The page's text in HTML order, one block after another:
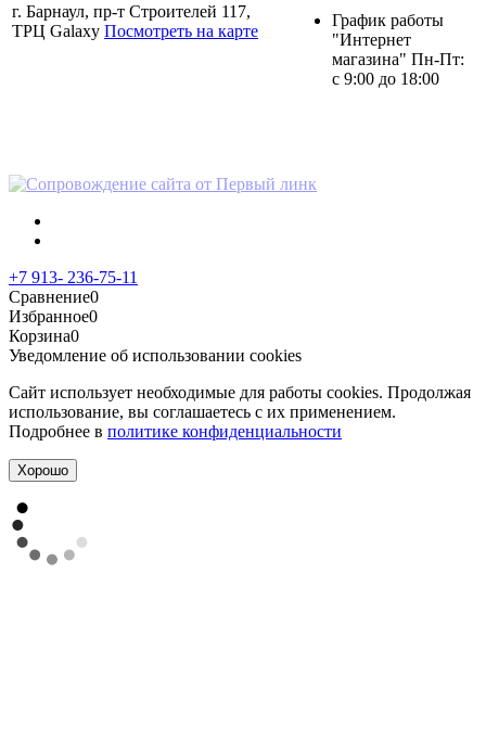
г. Барнаул, пр-т Строителей 117,
ТРЦ Galaxy Посмотреть на карте
График работы
"Интернет
магазина" Пн-Пт:
с 9:00 до 18:00
+7 913- 236-75-11
Сравнение0
Избранное0
Корзина0
Уведомление об использовании cookies
Сайт использует необходимые для работы cookies. Продолжая
использование, вы соглашаетесь с их применением.
Подробнее в политике конфиденциальности
Хорошо